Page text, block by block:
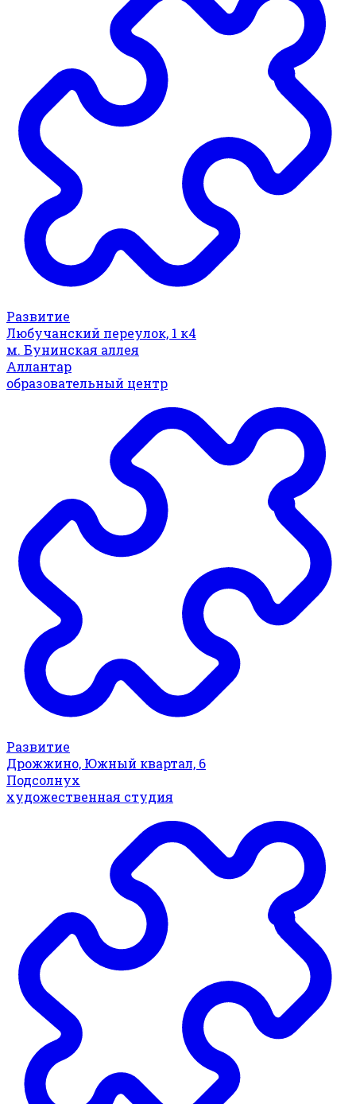
Развитие
Любучанский переулок, 1 к4
м. Бунинская аллея
Аллантар
образовательный центр
Развитие
Дрожжино, Южный квартал, 6
Подсолнух
художественная студия